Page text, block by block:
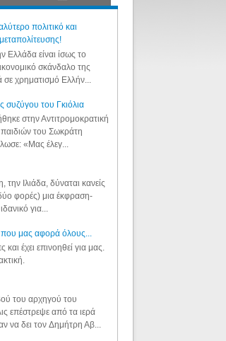
πολιτικό και
είναι ίσως το
σκάνδαλο της
χρηματισμό Ελλήν...
συζύγου του Γκιόλια
στην Αντιτρομοκρατική
του Σωκράτη
«Μας έλεγ...
Ιλιάδα, δύναται κανείς
φορές) μια έκφραση-
για...
μας αφορά όλους...
έχει επινοηθεί για μας.
του αρχηγού του
επέστρεψε από τα ιερά
να δει τον Δημήτρη Αβ...